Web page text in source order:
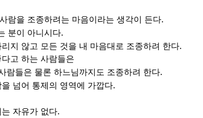
람을 조종하려는 마음이라는 생각이 든다.
분이 아니시다.
지 않고 모든 것을 내 마음대로 조종하려 한다.
고 하는 사람들은
람들은 물론 하느님까지도 조종하려 한다.
넘어 통제의 영역에 가깝다.
자유가 없다.